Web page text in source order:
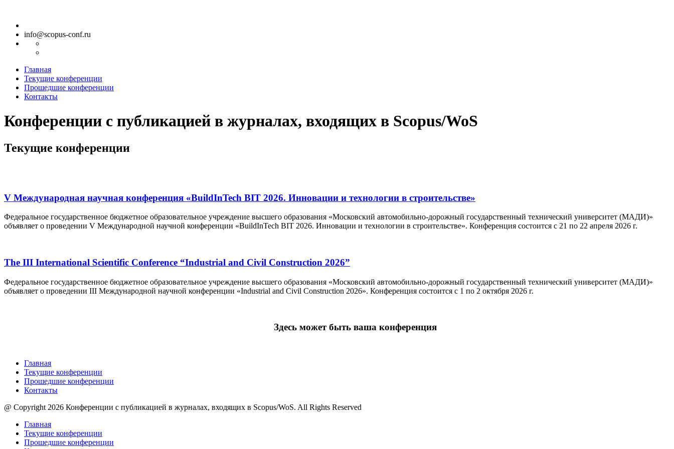
info@scopus-conf.ru
Главная
Текущие конференции
Прошедшие конференции
Контакты
Конференции с публикацией в журналах, входящих в Scopus/WoS
Текущие конференции
V Международная научная конференция «BuildInTech BIT 2026. Инновации и технологии в строительстве»
Федеральное государственное бюджетное образовательное учреждение высшего образования «Московский автомобильно-дорожный государственный технический университет (МАДИ)»
объявляет о проведении V Международной научной конференции «BuildInTech BIT 2026. Инновации и технологии в строительстве». Конференция состоится с 21 по 22 апреля 2026 г.
The III International Scientific Conference “Industrial and Civil Construction 2026”
Федеральное государственное бюджетное образовательное учреждение высшего образования «Московский автомобильно-дорожный государственный технический университет (МАДИ)»
объявляет о проведении III Международной научной конференции «Industrial and Civil Construction 2026». Конференция состоится с 1 по 2 октября 2026 г.
Здесь может быть ваша конференция
Главная
Текущие конференции
Прошедшие конференции
Контакты
@ Copyright 2026 Конференции с публикацией в журналах, входящих в Scopus/WoS. All Rights Reserved
Главная
Текущие конференции
Прошедшие конференции